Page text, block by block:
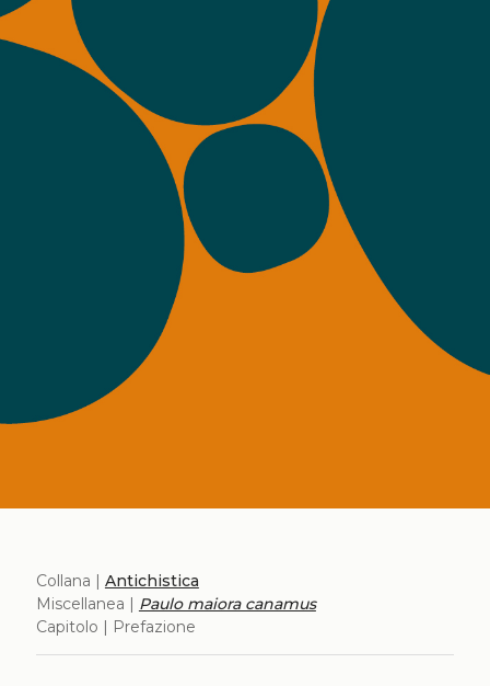
Collana | Antichistica
Miscellanea | Paulo maiora canamus
Capitolo | Prefazione